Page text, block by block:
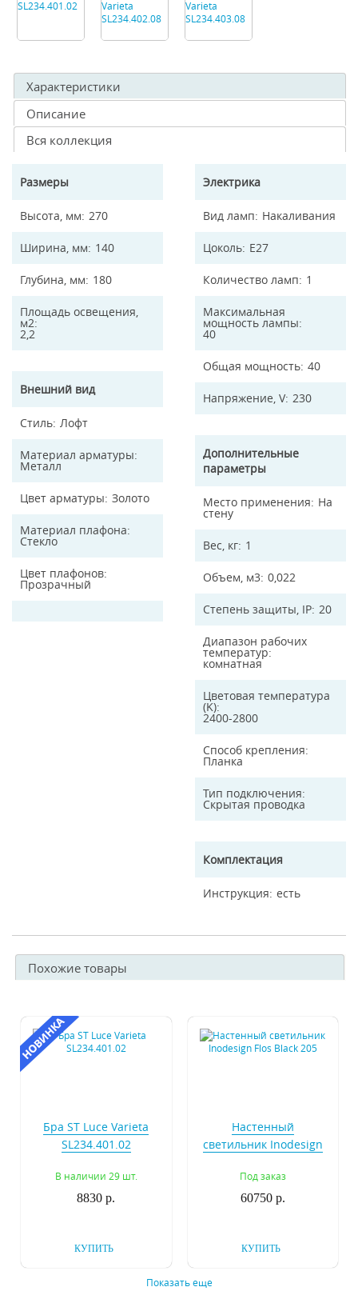
Характеристики
Описание
Вся коллекция
Размеры
Высота, мм 270
Ширина, мм 140
Глубина, мм 180
Площадь освещения,
м2
2,2
Внешний вид
Стиль Лофт
Материал арматуры
Металл
Цвет арматуры Золото
Материал плафона
Стекло
Цвет плафонов
Прозрачный
Электрика
Вид ламп Накаливания
Цоколь E27
Количество ламп 1
Максимальная
мощность лампы
40
Общая мощность 40
Напряжение, V 230
Дополнительные
параметры
Место применения На
стену
Вес, кг 1
Объем, м3 0,022
Степень защиты, IP 20
Диапазон рабочих
температур
комнатная
Цветовая температура
(K)
2400-2800
Способ крепления
Планка
Тип подключения
Скрытая проводка
Комплектация
Инструкция есть
Похожие товары
Бра ST Luce Varieta
SL234.401.02
В наличии 29 шт.
8830 р.
КУПИТЬ
Настенный
светильник Inodesign
Под заказ
60750 р.
КУПИТЬ
Показать еще